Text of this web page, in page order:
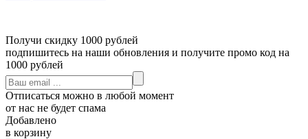
Получи скидку 1000 рублей
подпишитесь на наши обновления и получите промо код на
1000 рублей
Отписаться можно в любой момент
от нас не будет спама
Добавлено
в корзину